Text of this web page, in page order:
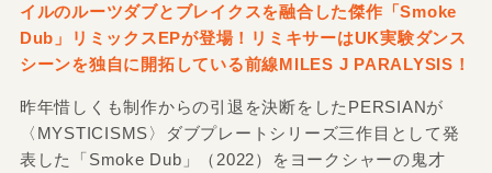
イルのルーツダブとブレイクスを融合した傑作「Smoke
Dub」リミックスEPが登場！リミキサーはUK実験ダンス
シーンを独自に開拓している前線MILES J PARALYSIS！
昨年惜しくも制作からの引退を決断をしたPERSIANが
〈MYSTICISMS〉ダブプレートシリーズ三作目として発
表した「Smoke Dub」（2022）をヨークシャーの鬼才